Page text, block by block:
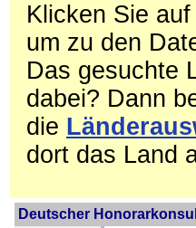
Klicken Sie
um zu den
Das gesuchte
dabei? Dann
die
dort das Land
Deutscher